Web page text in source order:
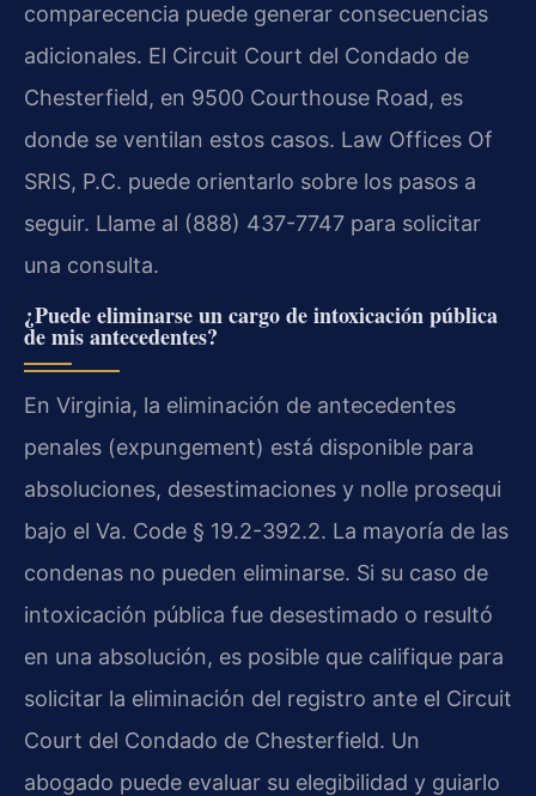
comparecencia puede generar consecuencias
adicionales. El Circuit Court del Condado de
Chesterfield, en 9500 Courthouse Road, es
donde se ventilan estos casos. Law Offices Of
SRIS, P.C. puede orientarlo sobre los pasos a
seguir. Llame al (888) 437-7747 para solicitar
una consulta.
¿Puede eliminarse un cargo de intoxicación pública
de mis antecedentes?
En Virginia, la eliminación de antecedentes
penales (expungement) está disponible para
absoluciones, desestimaciones y nolle prosequi
bajo el Va. Code § 19.2-392.2. La mayoría de las
condenas no pueden eliminarse. Si su caso de
intoxicación pública fue desestimado o resultó
en una absolución, es posible que califique para
solicitar la eliminación del registro ante el Circuit
Court del Condado de Chesterfield. Un
abogado puede evaluar su elegibilidad y guiarlo